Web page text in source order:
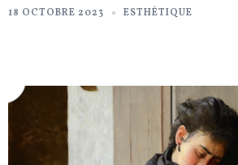
18 OCTOBRE 2023 ESTHÉTIQUE